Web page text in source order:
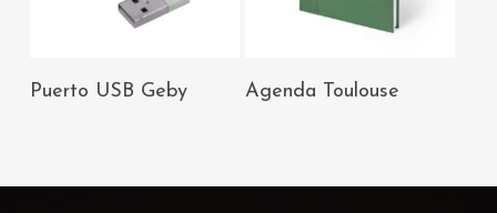
AÑADIR AL
CARRITO
Puerto USB Geby
AÑADIR AL
Agenda Toulouse